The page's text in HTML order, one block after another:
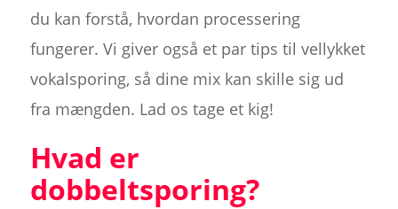
du kan forstå, hvordan processering
fungerer. Vi giver også et par tips til vellykket
vokalsporing, så dine mix kan skille sig ud
fra mængden. Lad os tage et kig!
Hvad er
dobbeltsporing?